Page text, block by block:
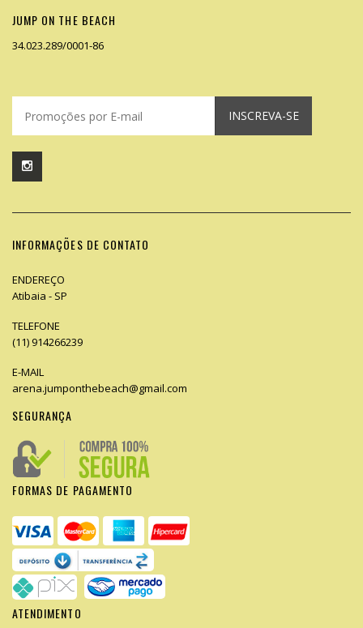
JUMP ON THE BEACH
34.023.289/0001-86
INSCREVA-SE
INFORMAÇÕES DE CONTATO
ENDEREÇO
Atibaia - SP
TELEFONE
(11) 914266239
E-MAIL
arena.jumponthebeach@gmail.com
SEGURANÇA
FORMAS DE PAGAMENTO
ATENDIMENTO